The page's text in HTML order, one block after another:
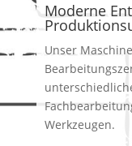
Moderne
Unser
Werkzeugen.